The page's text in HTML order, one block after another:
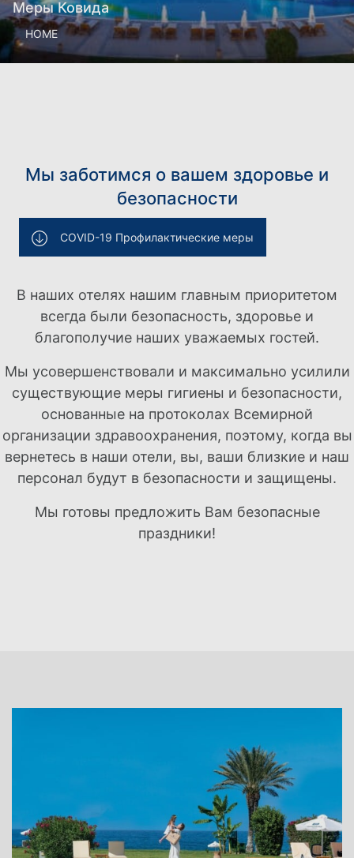
Меры Ковида
HOME
Мы заботимся о вашем здоровье и
безопасности
COVID-19 Профилактические меры
В наших отелях нашим главным приоритетом
всегда были безопасность, здоровье и
благополучие наших уважаемых гостей.
Мы усовершенствовали и максимально усилили
существующие меры гигиены и безопасности,
основанные на протоколах Всемирной
организации здравоохранения, поэтому, когда вы
вернетесь в наши отели, вы, ваши близкие и наш
персонал будут в безопасности и защищены.
Мы готовы предложить Вам безопасные
праздники!